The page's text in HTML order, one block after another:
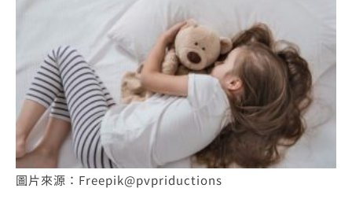
圖片來源：Freepik@pvpriductions